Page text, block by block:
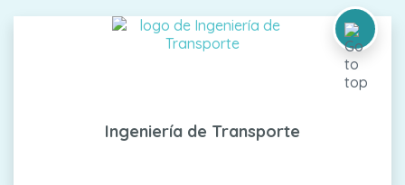
Ingeniería de Transporte